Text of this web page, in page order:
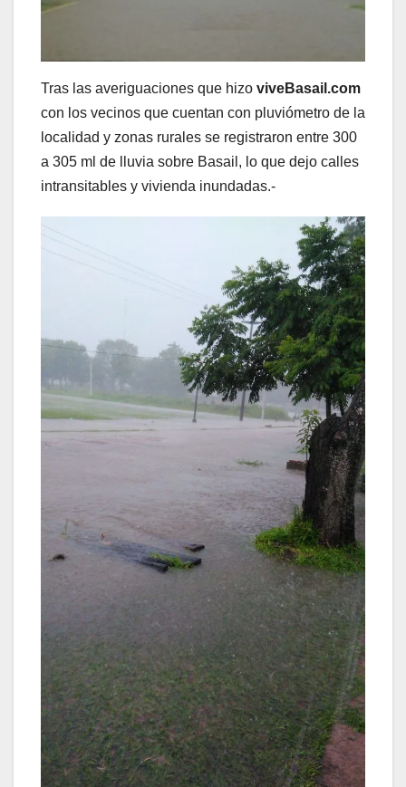
Tras las averiguaciones que hizo viveBasail.com
con los vecinos que cuentan con pluviómetro de la
localidad y zonas rurales se registraron entre 300
a 305 ml de lluvia sobre Basail, lo que dejo calles
intransitables y vivienda inundadas.-